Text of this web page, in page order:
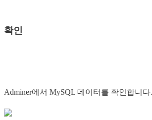
확인
Adminer에서 MySQL 데이터를 확인합니다.